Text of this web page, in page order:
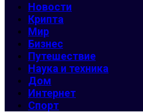
Новости
Крипта
Мир
Бизнес
Путешествие
Наука и техника
Дом
Интернет
Спорт